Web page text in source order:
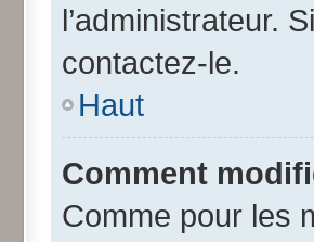
l’administrateur.
contactez-le.
Haut
Comment
Comme pour les